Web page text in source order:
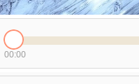
00:00